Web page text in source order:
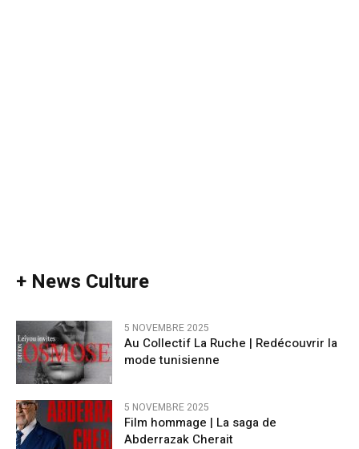
+ News Culture
5 NOVEMBRE 2025
Au Collectif La Ruche | Redécouvrir la
mode tunisienne
5 NOVEMBRE 2025
Film hommage | La saga de
Abderrazak Cherait